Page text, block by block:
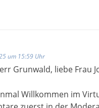
um 15:59 Uhr
Grunwald, liebe Frau
Willkommen im